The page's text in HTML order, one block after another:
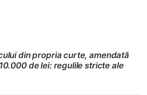
din propria curte, amendată
de lei: regulile stricte ale